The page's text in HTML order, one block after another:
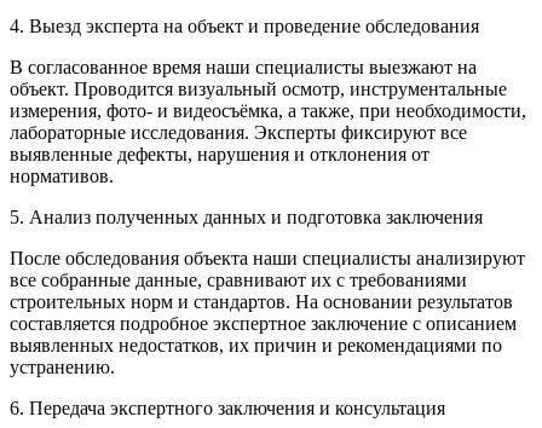
4. Выезд эксперта на объект и проведение обследования
В согласованное время наши специалисты выезжают на
объект. Проводится визуальный осмотр, инструментальные
измерения, фото- и видеосъёмка, а также, при необходимости,
лабораторные исследования. Эксперты фиксируют все
выявленные дефекты, нарушения и отклонения от
нормативов.
5. Анализ полученных данных и подготовка заключения
После обследования объекта наши специалисты анализируют
все собранные данные, сравнивают их с требованиями
строительных норм и стандартов. На основании результатов
составляется подробное экспертное заключение с описанием
выявленных недостатков, их причин и рекомендациями по
устранению.
6. Передача экспертного заключения и консультация